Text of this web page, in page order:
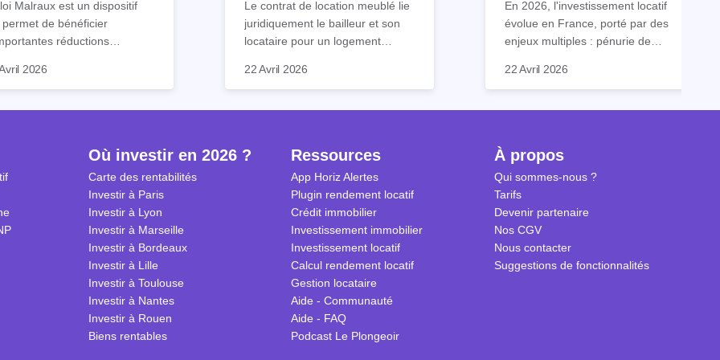
Malraux est un dispositif
permet de bénéficier
réductions
Elle concerne les
destinés à la location.
démarches effectuer
en bénéficier ? Suivez notre
complet !
2026
Le contrat de location meublé lie
juridiquement le bailleur et son
locataire pour un logement
de nombreuses clauses que
Nous vous expliquons dans ce
le contrat de location meublé en
2026.
22 Avril 2026
vers le LLI en 2026
En 2026, l'investissement locatif
évolue en France, porté par des
enjeux multiples : pénurie de
progressif des dispositifs de
besoin croissant de répondre à la
social, mais trop modeste pour le
marché privé.
LLI, ou Logement Locatif
une solution d'avenir. Ce
22 Avril 2026
Où investir en 2026 ?
Carte des rentabilités
Investir à Paris
Investir à Lyon
Investir à Marseille
Investir à Bordeaux
Investir à Lille
Investir à Toulouse
Investir à Nantes
Investir à Rouen
Biens rentables
Ressources
App Horiz Alertes
Plugin rendement locatif
Crédit immobilier
Investissement immobilier
Investissement locatif
Calcul rendement locatif
Gestion locataire
Aide - Communauté
Aide - FAQ
Podcast Le Plongeoir
À propos
Qui sommes-nous ?
Tarifs
Devenir partenaire
Nos CGV
Nous contacter
Suggestions de fonctionnalités